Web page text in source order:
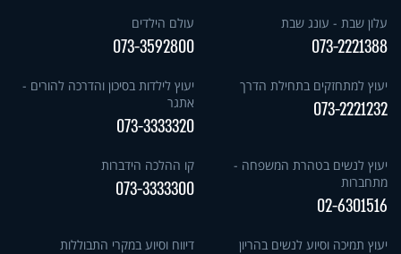
עלון שבת - עונג שבת
073-2221388
עולם הילדים
073-3592800
יעוץ למתחזקים בתחילת הדרך
073-2221232
יעוץ לילדות בסיכון והדרכה להורים -
אתגר
073-3333320
יעוץ לנשים בטהרת המשפחה -
מתחברות
02-6301516
קו ההלכה הידברות
073-3333300
יעוץ תמיכה וסיוע לנשים בהריון דיווח וסיוע במקרי התבוללות